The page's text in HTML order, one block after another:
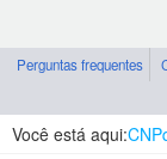
Perguntas frequentes
Você está aqui: